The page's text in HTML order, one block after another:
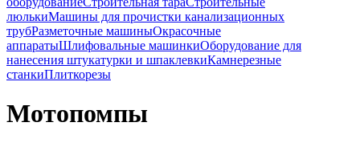
люлькиМашины для прочистки канализационных
трубРазметочные машиныОкрасочные
аппаратыШлифовальные машинкиОборудование для
нанесения штукатурки и шпаклевкиКамнерезные
станкиПлиткорезы
Мотопомпы